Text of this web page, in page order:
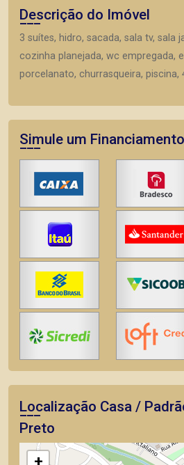
Descrição do Imóvel
3 suítes, hidro, sacada, sala tv, sala
cozinha planejada, wc empregada,
porcelanato, churrasqueira, piscina,
Simule um Financiamento
Localização Casa /
Preto
+